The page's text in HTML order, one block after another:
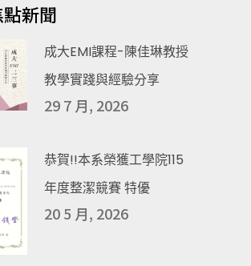
新聞
成大EMI課程-陳佳琳教授
教學實踐與經驗分享
29 7 月, 2026
恭賀!!本系榮獲工學院115
年度整潔競賽 特優
20 5 月, 2026